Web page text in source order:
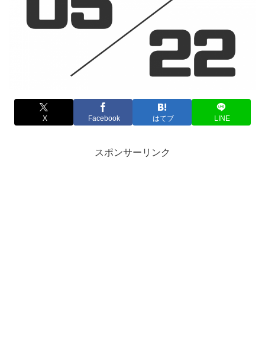
X Facebook はてブ LINE
スポンサーリンク